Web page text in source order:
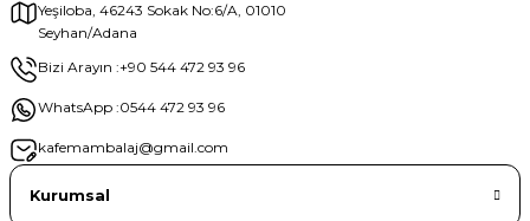
Yeşiloba, 46243 Sokak No:6/A, 01010
Seyhan/Adana
Bizi Arayın :+90 544 472 93 96
WhatsApp :0544 472 93 96
kafemambalaj@gmail.com
Kurumsal